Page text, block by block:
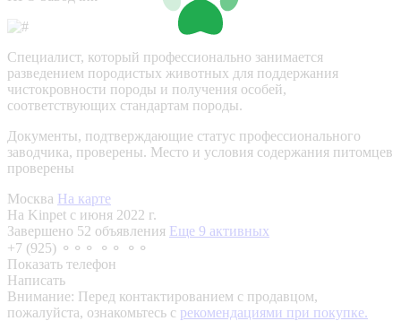
Специалист, который профессионально занимается
разведением породистых животных для поддержания
чистокровности породы и получения особей,
соответствующих стандартам породы.
Документы, подтверждающие статус профессионального
заводчика, проверены. Место и условия содержания питомцев
проверены
Москва На карте
На Kinpet c июня 2022 г.
Завершено 52 объявления Еще 9 активных
+7 (925) ⚬⚬⚬ ⚬⚬ ⚬⚬
Показать телефон
Написать
Внимание: Перед контактированием с продавцом,
пожалуйста, ознакомьтесь с рекомендациями при покупке.